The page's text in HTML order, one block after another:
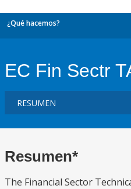
¿Qué hacemos?
EC Fin Sectr
Resumen*
The Financial Sector